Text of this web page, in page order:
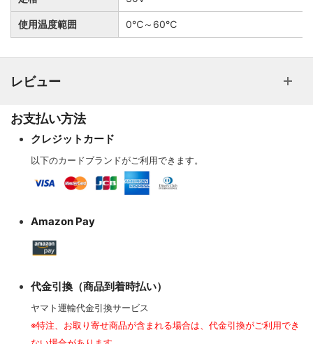
使用温度範囲 0℃～60℃
レビュー
お支払い方法
クレジットカード
以下のカードブランドがご利用できます。
Amazon Pay
代金引換（商品到着時払い）
ヤマト運輸代金引換サービス
※特注、お取り寄せ商品が含まれる場合は、代金引換がご利用でき